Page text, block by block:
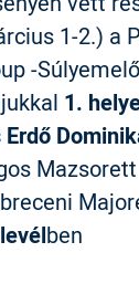
1-2.) a
-
1.
Mazsorett
ben